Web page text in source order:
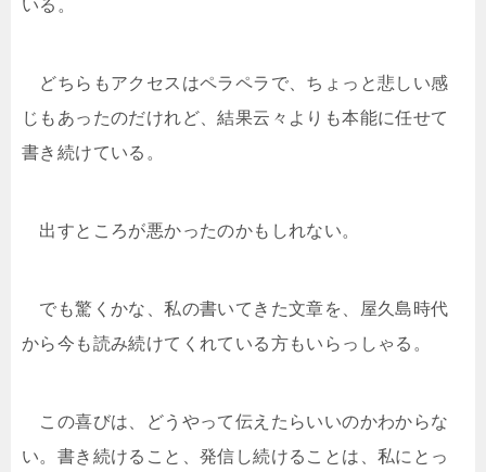
いる。
どちらもアクセスはペラペラで、ちょっと悲しい感
じもあったのだけれど、結果云々よりも本能に任せて
書き続けている。
出すところが悪かったのかもしれない。
でも驚くかな、私の書いてきた文章を、屋久島時代
から今も読み続けてくれている方もいらっしゃる。
この喜びは、どうやって伝えたらいいのかわからな
い。書き続けること、発信し続けることは、私にとっ